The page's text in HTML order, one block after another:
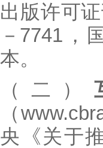
出版许可
－7741，
本。
（二）
（
央《关于